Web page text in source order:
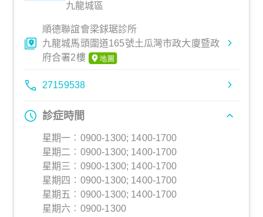
九龍城區
順德聯誼會梁銶琚診所
九龍城馬頭圍道165號土瓜灣市政大廈暨政
府合署2樓
27159538
診症時間
星期一︰0900-1300; 1400-1700
星期二︰0900-1300; 1400-1700
星期三︰0900-1300; 1400-1700
星期四︰0900-1300; 1400-1700
星期五︰0900-1300; 1400-1700
星期六︰0900-1300